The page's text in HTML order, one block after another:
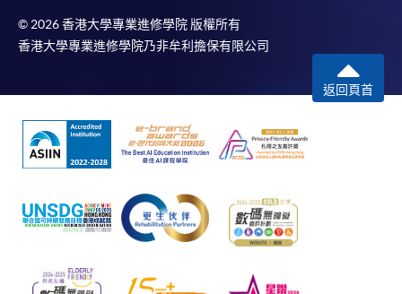
© 2026 香港大學專業進修學院 版權所有
香港大學專業進修學院乃非牟利擔保有限公司
返回頁首